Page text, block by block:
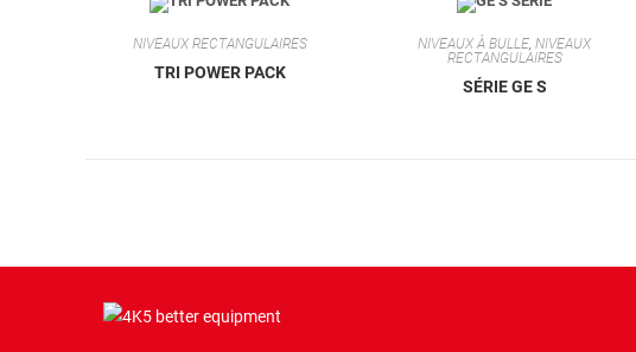
NIVEAUX RECTANGULAIRES
TRI POWER PACK
NIVEAUX À BULLE,NIVEAUX
RECTANGULAIRES
SÉRIE GE S